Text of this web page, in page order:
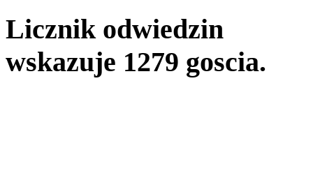
Licznik odwiedzin
wskazuje 1279 goscia.